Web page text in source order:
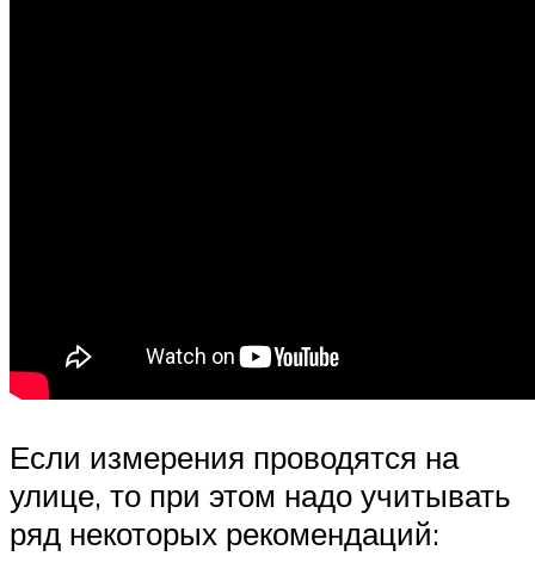
Если измерения проводятся на
улице, то при этом надо учитывать
ряд некоторых рекомендаций: